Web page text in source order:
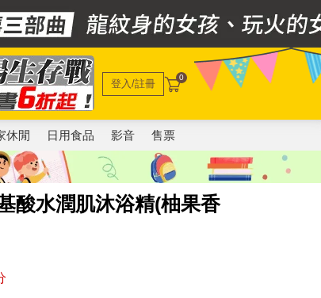
登入/註冊 0
休閒 日用食品 影音 售票
酸水潤肌沐浴精(柚果香